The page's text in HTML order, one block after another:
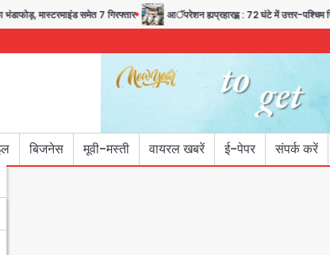
मास्टरमाइंड समेत 7 गिरफ्तार आॅपरेशन ह्यप्रहारह्ण : 72 घंटे में उत्तर-पश्चिम जिला
बिजनेस मूवी-मस्ती वायरल खबरें ई-पेपर संपर्क करें